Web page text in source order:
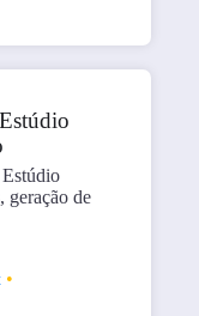
geração de
•